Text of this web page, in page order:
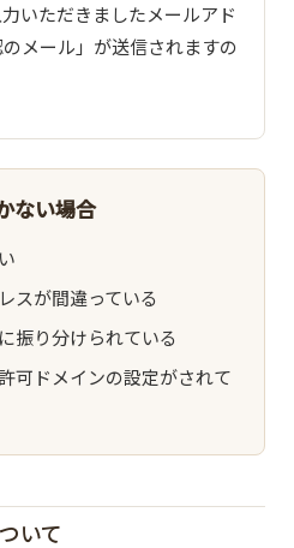
いただきましたメールアド
メール」が送信されますの
ない場合
スが間違っている
振り分けられている
可ドメインの設定がされて
いて